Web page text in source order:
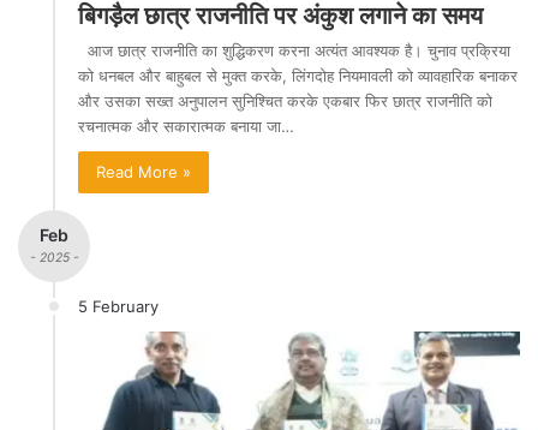
बिगड़ैल छात्र राजनीति पर अंकुश लगाने का समय
आज छात्र राजनीति का शुद्धिकरण करना अत्यंत आवश्यक है। चुनाव प्रक्रिया
को धनबल और बाहुबल से मुक्त करके, लिंगदोह नियमावली को व्यावहारिक बनाकर
और उसका सख्त अनुपालन सुनिश्चित करके एकबार फिर छात्र राजनीति को
रचनात्मक और सकारात्मक बनाया जा…
Read More »
Feb
- 2025 -
5 February